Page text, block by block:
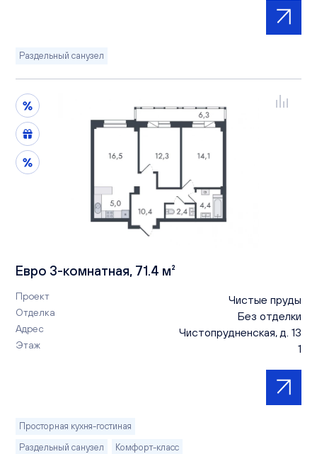
Раздельный санузел
Евро 3-комнатная, 71.4 м²
Проект Чистые пруды
Отделка Без отделки
Адрес Чистопрудненская, д. 13
Этаж 1
Просторная кухня-гостиная
Раздельный санузел
Комфорт-класс